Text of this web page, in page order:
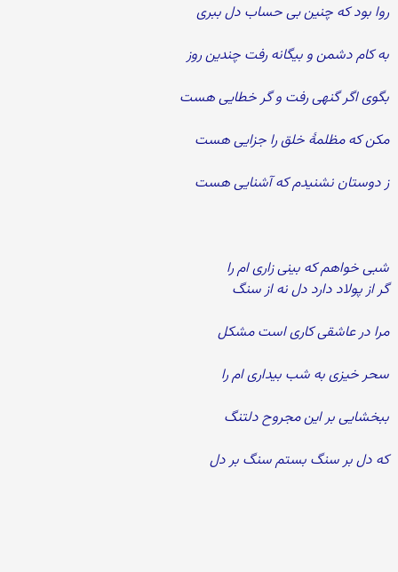
روا بود كه چنین بی حساب دل ببری
به كام دشمن و بیگانه رفت چندین روز
بگوی اگر گنهی رفت و گر خطایی هست
مكن كه مظلمۀ خلق را جزایی هست
ز دوستان نشنیدم كه آشنایی هست
شبی خواهم كه بینی زاری ام را
گر از پولاد دارد دل نه از سنگ
مرا در عاشقی كاری است مشكل
سحر خیزی به شب بیداری ام را
ببخشایی بر این مجروح دلتنگ
كه دل بر سنگ بستم سنگ بر دل